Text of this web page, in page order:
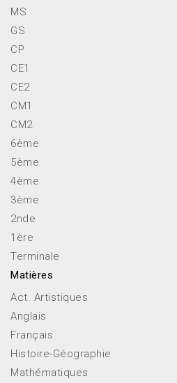
MS
GS
CP
CE1
CE2
CM1
CM2
6ème
5ème
4ème
3ème
2nde
1ère
Terminale
Matières
Act. Artistiques
Anglais
Français
Histoire-Géographie
Mathématiques